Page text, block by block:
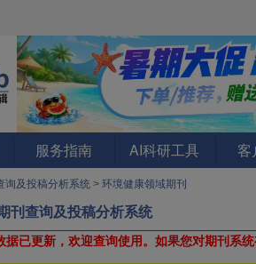
服务指南 AI科研工具 客
询及投稿分析系统 > 环境健康领域期刊
刊查询及投稿分析系统
已更新，欢迎查询使用。 如果您对期刊系